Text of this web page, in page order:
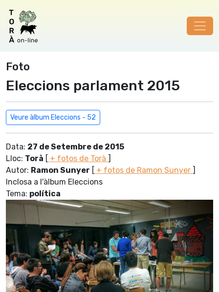
Foto
Eleccions parlament 2015
Veure àlbum Eleccions - 52
Data: 27 de Setembre de 2015
Lloc: Torà [ + fotos de Torà ]
Autor: Ramon Sunyer [ + fotos de Ramon Sunyer ]
Inclosa a l'àlbum Eleccions
Tema: polí­tica